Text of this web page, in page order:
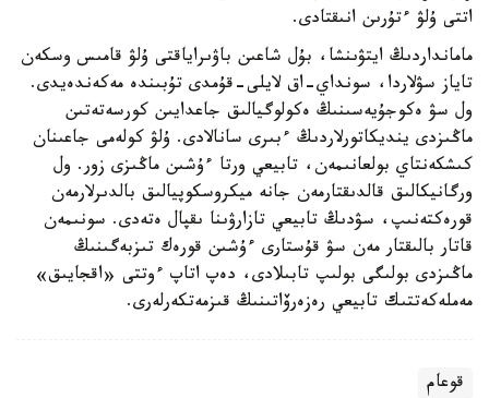
اتتى ۇلۋ ءتۇرىن انىقتادى.
مامانداردىڭ ايتۋىنشا، بۇل شاعىن باۋىراياقتى ۇلۋ قامىس وسكەن
تاياز سۋلاردا، سونداي-اق لايلى-قۇمدى تۇبىندە مەكەندەيدى.
ول سۋ ەكوجۇيەسىنىڭ ەكولوگيالىق جاعدايىن كورسەتەتىن
ماڭىزدى ينديكاتورلاردىڭ ءبىرى سانالادى. ۇلۋ كولەمى جاعىنان
كىشكەنتاي بولعانىمەن، تابيعي ورتا ءۇشىن ماڭىزى زور. ول
ورگانيكالىق قالدىقتارمەن جانە ميكروسكوپيالىق بالدىرلارمەن
قورەكتەنىپ، سۋدىڭ تابيعي تازارۋىنا ىقپال ەتەدى. سونىمەن
قاتار بالىقتار مەن سۋ قۇستارى ءۇشىن قورەك تىزبەگىنىڭ
ماڭىزدى بولىگى بولىپ تابىلادى، دەپ اتاپ ءوتتى «اقجايىق»
مەملەكەتتىك تابيعي رەزەرۆاتىنىڭ قىزمەتكەرلەرى.
قوعام